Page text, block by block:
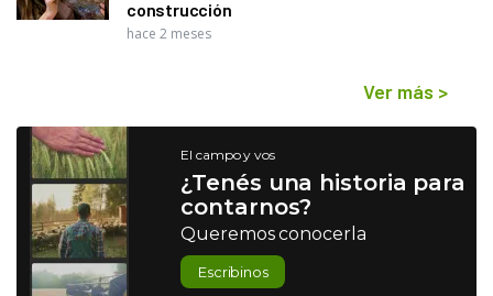
construcción
hace 2 meses
Ver más >
El campo y vos
¿Tenés una historia para
contarnos?
Queremos conocerla
Escribinos